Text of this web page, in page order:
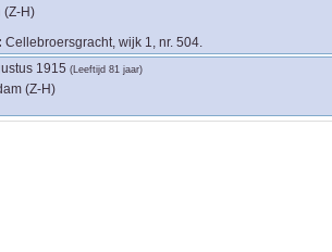
(Z-H)
Cellebroersgracht, wijk 1, nr. 504.
1915 (Leeftijd 81 jaar)
(Z-H)